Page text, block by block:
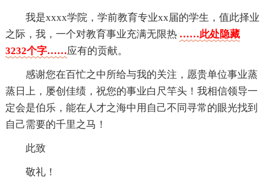
我是xxxx学院，学前教育专业xx届的学生，值此择业
之际，我，一个对教育事业充满无限热 ……此处隐藏
3232个字……应有的贡献。
感谢您在百忙之中所给与我的关注，愿贵单位事业蒸
蒸日上，屡创佳绩，祝您的事业白尺竿头！我相信领导一
定会是伯乐，能在人才之海中用自己不同寻常的眼光找到
自己需要的千里之马！
此致
敬礼！